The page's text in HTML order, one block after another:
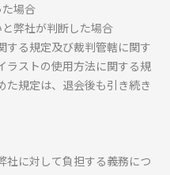
た場合
弊社が判断した場合
する規定及び裁判管轄に関す
ラストの使用方法に関する規
た規定は、退会後も引き続き
社に対して負担する義務につ